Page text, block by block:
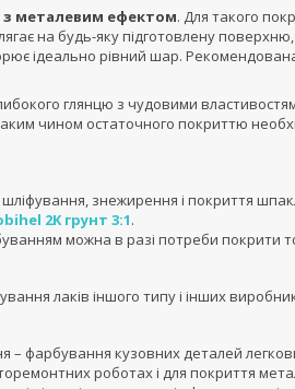
з металевим ефектом. Для такого
на будь-яку підготовлену
ідеально рівний шар.
глянцю з чудовими
чином остаточного покриттю
шліфування, знежирення і покриття
2K грунт 3:1.
можна в разі потреби покрити
лаків іншого типу і інших
– фарбування кузовних деталей
роботах і для покриття